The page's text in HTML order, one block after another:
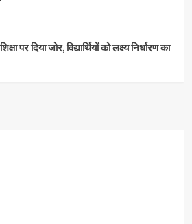
पर दिया जोर, विद्यार्थियों को लक्ष्य निर्धारण का